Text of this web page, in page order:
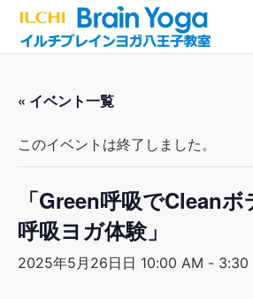
« イベント一覧
このイベントは終了しました。
「Green呼吸でClean
呼吸ヨガ体験」
2025年5月26日日 10:00 AM - 3:30